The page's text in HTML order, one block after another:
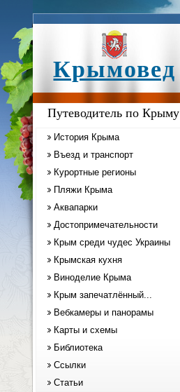
Крымовед
Путеводитель по Крыму
История Крыма
Въезд и транспорт
Курортные регионы
Пляжи Крыма
Аквапарки
Достопримечательности
Крым среди чудес Украины
Крымская кухня
Виноделие Крыма
Крым запечатлённый...
Вебкамеры и панорамы
Карты и схемы
Библиотека
Ссылки
Статьи